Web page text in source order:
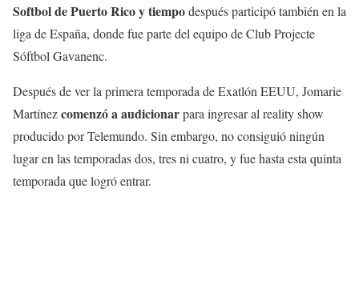
Softbol de Puerto Rico y tiempodespués participó también en la
liga de España, donde fue parte del equipo de Club Projecte
Sóftbol Gavanenc.
Después de ver la primera temporada de Exatlón EEUU, Jomarie
Martínezcomenzó a audicionarpara ingresar al reality show
producido por Telemundo. Sin embargo, no consiguió ningún
lugar en las temporadas dos, tres ni cuatro, y fue hasta esta quinta
temporada que logró entrar.